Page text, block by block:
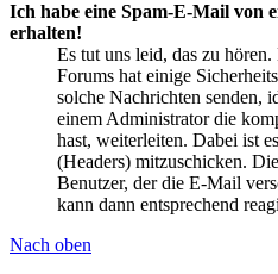
Ich habe eine Spam-E-Mail von
erhalten!
Es tut uns leid, das zu
Forums hat einige
solche Nachrichten senden,
einem Administrator die
hast, weiterleiten. Dabei ist
(Headers) mitzuschicken.
Benutzer, der die E-Mail
kann dann entsprechend
Nach oben